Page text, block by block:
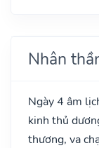
Nhân
Ngày 4 âm
kinh thủ
thương, va